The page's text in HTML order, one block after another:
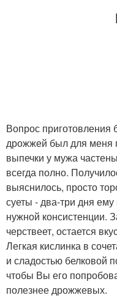
Вопрос приготовления
дрожжей был для меня
выпечки у мужа
всегда полно.
выяснилось, просто
суеты - два-три дня
нужной консистенции.
черствеет, остается
Легкая кислинка в
и сладостью белковой
чтобы Вы его
полезнее дрожжевых.